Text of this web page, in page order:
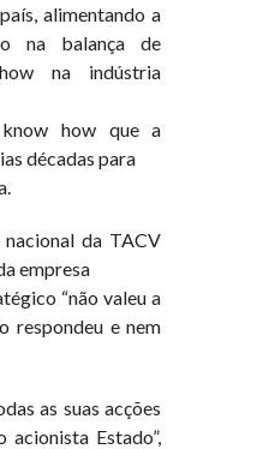
alimentando a
na balança de
na indústria
how que a
décadas para
da TACV
empresa
“não valeu a
respondeu e nem
as suas acções
Estado”,